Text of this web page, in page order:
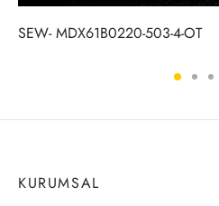
SEW- MDX61B0220-503-4-OT
KURUMSAL